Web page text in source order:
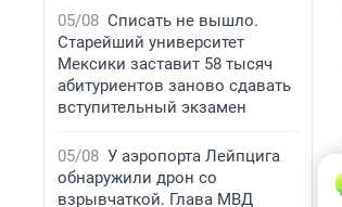
05/08 Списать не вышло.
Старейший университет
Мексики заставит 58 тысяч
абитуриентов заново сдавать
вступительный экзамен
05/08 У аэропорта Лейпцига
обнаружили дрон со
взрывчаткой. Глава МВД